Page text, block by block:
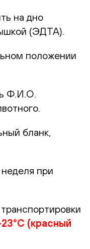
на дно
(ЭДТА).
положении
Ф.И.О.
бланк,
при
(красный